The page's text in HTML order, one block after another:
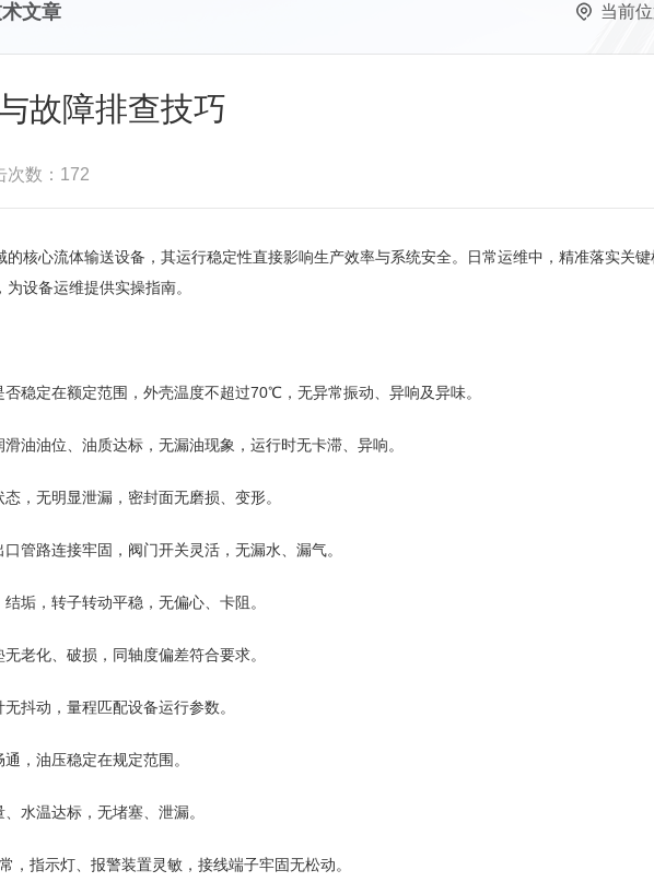
文章 当前位
故障排查技巧
次数：172
心流体输送设备，其运行稳定性直接影响生产效率与系统安全。日常运维中，精准落实关
设备运维提供实操指南。
定在额定范围，外壳温度不超过70℃，无异常振动、异响及异味。
油位、油质达标，无漏油现象，运行时无卡滞、异响。
无明显泄漏，密封面无磨损、变形。
路连接牢固，阀门开关灵活，无漏水、漏气。
，转子转动平稳，无偏心、卡阻。
化、破损，同轴度偏差符合要求。
动，量程匹配设备运行参数。
，油压稳定在规定范围。
温达标，无堵塞、泄漏。
指示灯、报警装置灵敏，接线端子牢固无松动。